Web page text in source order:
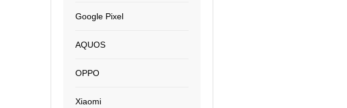
Google Pixel
AQUOS
OPPO
Xiaomi